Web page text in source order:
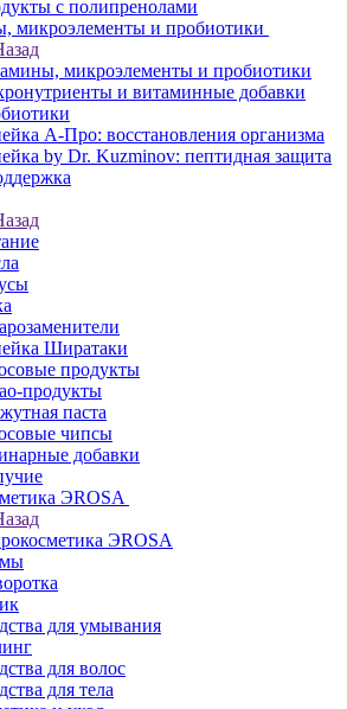
с полипренолами
микроэлементы и пробиотики
микроэлементы и пробиотики
и витаминные добавки
А-Про: восстановления организма
by Dr. Kuzminov: пептидная защита
Ширатаки
продукты
продукты
паста
чипсы
добавки
ЭROSA
ЭROSA
для умывания
для волос
для тела